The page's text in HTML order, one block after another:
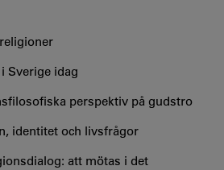
Sverige idag
perspektiv på gudstro
identitet och livsfrågor
att mötas i det